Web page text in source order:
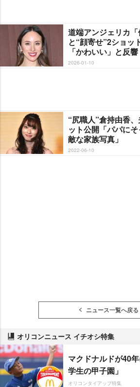
道端アンジェリカ
と“顔寄せ”2ショッ
「かわいい」と反響
2026-01-10
“尻職人”倉持由香
ット公開「パパに
敵な家族写真」
2022-06-10
ニュース一覧へ戻る
オリコンニュース イチオシ特集
マクドナルドが40
学生の甲子園」
オリコンタイアップ特集